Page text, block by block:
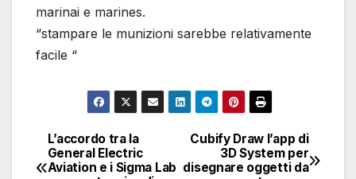
marinai e marines.
“stampare le munizioni sarebbe relativamente
facile “
Navigazione
Cubify Draw l’app di
3D System per
disegnare oggetti da
L’accordo tra la
General Electric
Aviation e i Sigma Lab